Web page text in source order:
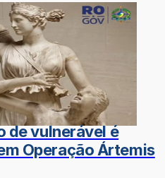
de vulnerável é
Operação Ártemis